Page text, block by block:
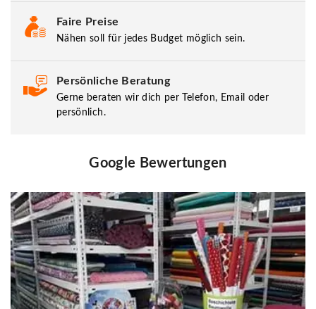
Faire Preise
Nähen soll für jedes Budget möglich sein.
Persönliche Beratung
Gerne beraten wir dich per Telefon, Email oder
persönlich.
Google Bewertungen